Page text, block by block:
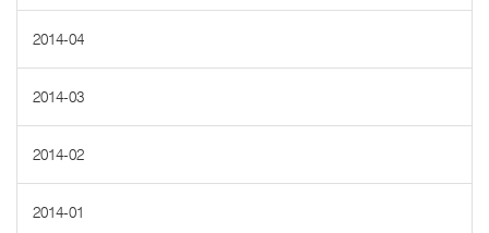
2014-04
2014-03
2014-02
2014-01